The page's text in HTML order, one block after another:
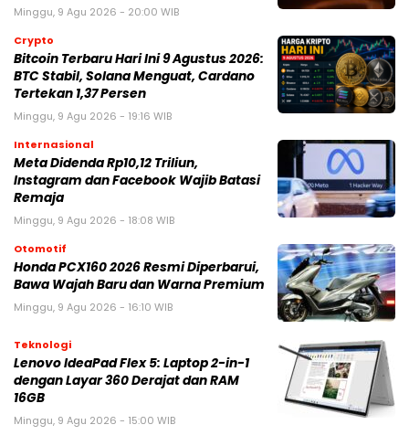
Minggu, 9 Agu 2026 - 20:00 WIB
Crypto
Bitcoin Terbaru Hari Ini 9 Agustus 2026:
BTC Stabil, Solana Menguat, Cardano
Tertekan 1,37 Persen
Minggu, 9 Agu 2026 - 19:16 WIB
Internasional
Meta Didenda Rp10,12 Triliun,
Instagram dan Facebook Wajib Batasi
Remaja
Minggu, 9 Agu 2026 - 18:08 WIB
Otomotif
Honda PCX160 2026 Resmi Diperbarui,
Bawa Wajah Baru dan Warna Premium
Minggu, 9 Agu 2026 - 16:10 WIB
Teknologi
Lenovo IdeaPad Flex 5: Laptop 2-in-1
dengan Layar 360 Derajat dan RAM
16GB
Minggu, 9 Agu 2026 - 15:00 WIB